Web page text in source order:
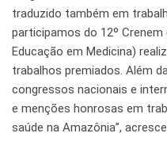
traduzido também em
participamos do 12º
Educação em Medicina)
trabalhos premiados. Além
congressos nacionais e
e menções honrosas em
saúde na Amazônia”,